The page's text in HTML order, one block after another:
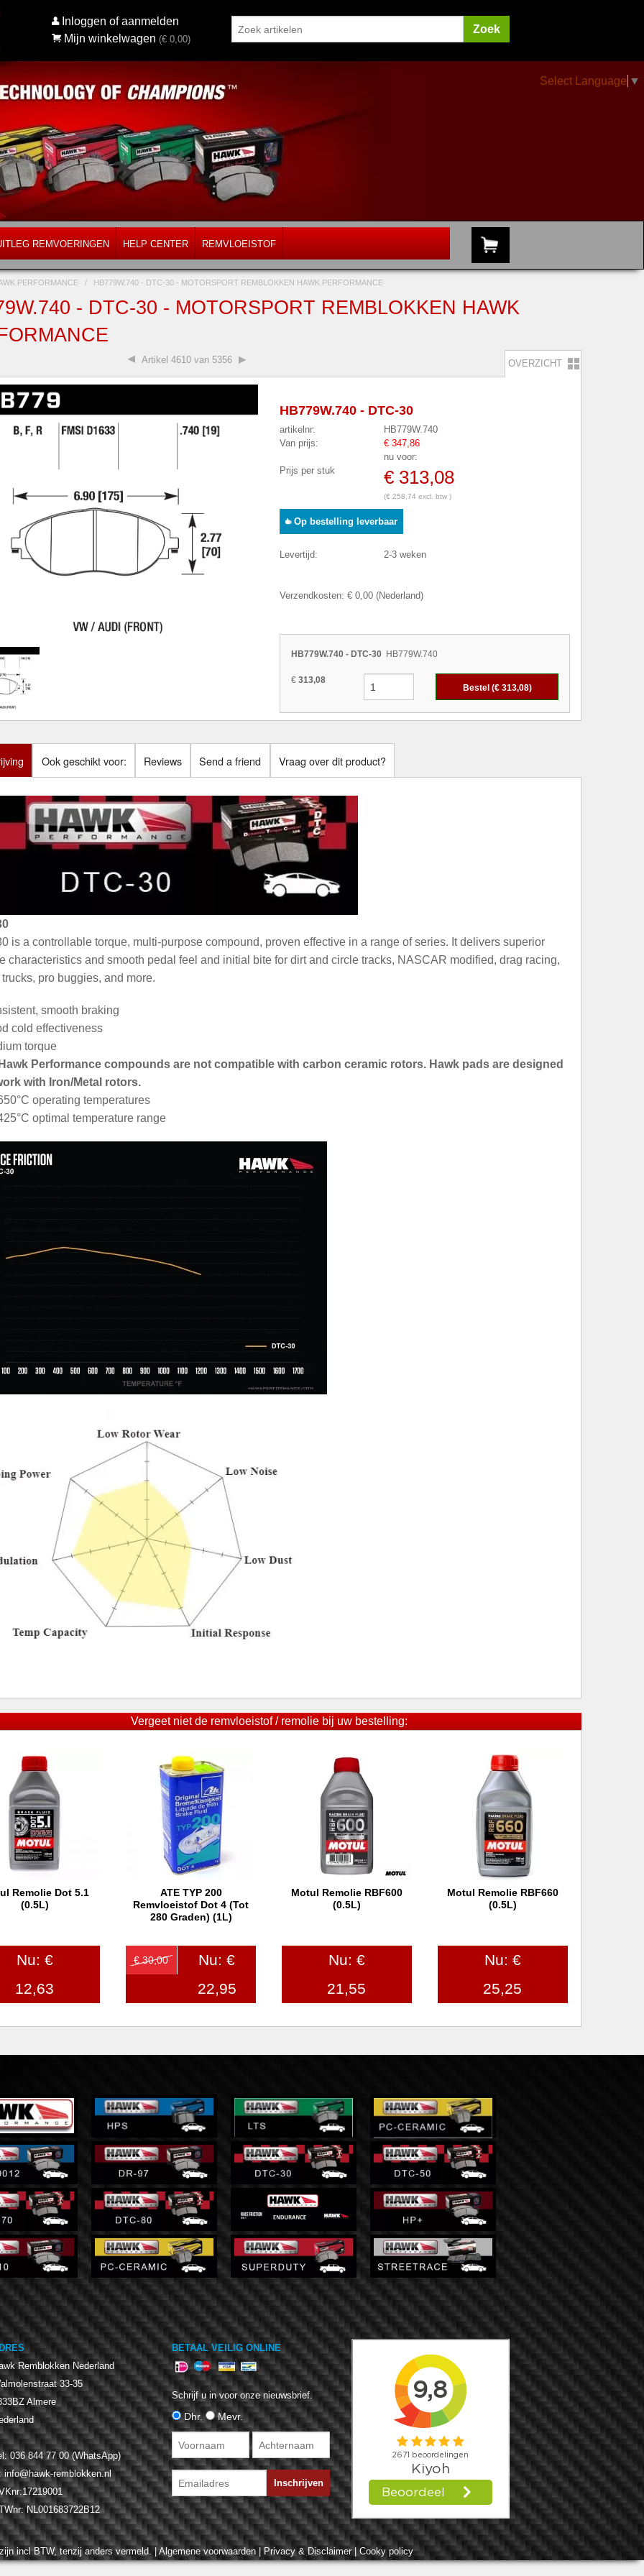
Inloggen of aanmelden
Mijn winkelwagen (€0,00)
Select Language ▼
REMVOERINGEN HELP CENTER REMVLOEISTOF
PERFORMANCE / HB779W.740 - DTC-30 - MOTORSPORT REMBLOKKEN HAWK PERFORMANCE
- DTC-30 - MOTORSPORT REMBLOKKEN HAWK
Artikel 4610 van 5356 OVERZICHT
HB779W.740 - DTC-30
artikelnr:
HB779W.740
Van prijs:
€ 347,86
nu voor:
Prijs per stuk
€ 313,08
(€ 258,74 excl. btw )
Op bestelling leverbaar
Levertijd: 2-3 weken
Verzendkosten: € 0,00 (Nederland)
HB779W.740 - DTC-30 HB779W.740
€ 313,08
Bestel (€ 313,08)
Ook geschikt voor: Reviews Send a friend Vraag over dit product?
is a controllable torque, multi-purpose compound, proven effective in a range of series. It delivers superior
characteristics and smooth pedal feel and initial bite for dirt and circle tracks, NASCAR modified, drag racing,
pro buggies, and more.
smooth braking
cold effectiveness
torque
Performance compounds are not compatible with carbon ceramic rotors. Hawk pads are designed
with Iron/Metal rotors.
operating temperatures
optimal temperature range
Vergeet niet de remvloeistof / remolie bij uw bestelling:
winkelwagen
Remolie Dot 5.1
(0.5L)
Nu: €
12,63
In winkelwagen
ATE TYP 200
Remvloeistof Dot 4 (tot
280 Graden) (1L)
€ 30,00
Nu: €
22,95
In winkelwagen
Motul Remolie RBF600
(0.5L)
Nu: €
21,55
In winkelwagen
Motul Remolie RBF660
(0.5L)
Nu: €
25,25
Remblokken Nederland
33-35
Almere
036 844 77 00 (WhatsApp)
info@hawk-remblokken.nl
NL001683722B12
BETAAL VEILIG ONLINE
Schrijf u in voor onze nieuwsbrief.
Dhr. Mevr.
incl BTW, tenzij anders vermeld. |Algemene voorwaarden|Privacy & Disclaimer|Cooky policy